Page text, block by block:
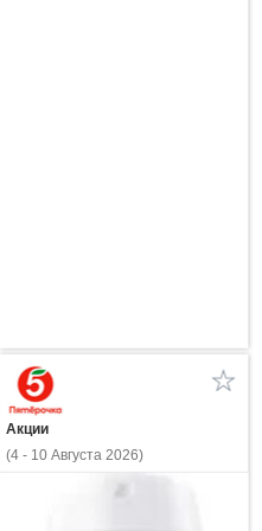
Акции
(4 - 10 Августа 2026)